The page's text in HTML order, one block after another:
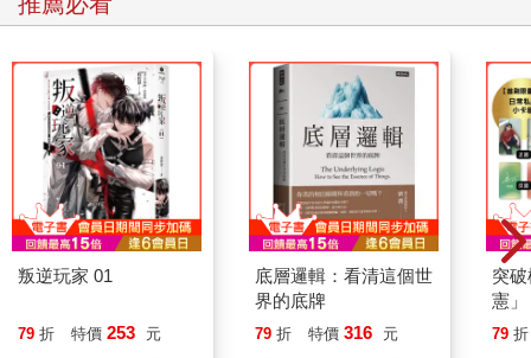
叛逆玩家 01
79 折 特價 253 元
底層邏輯：看清這個世
界的底牌
79 折 特價 316 元
突
憲
台
79 折